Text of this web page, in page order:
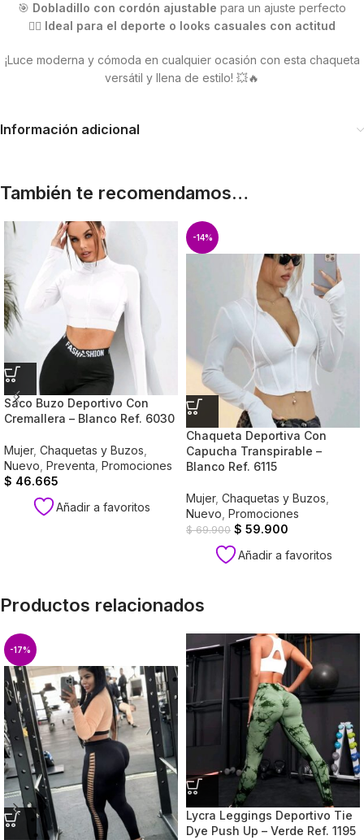
🎯 Dobladillo con cordón ajustable para un ajuste perfecto
🏃‍♀️ Ideal para el deporte o looks casuales con actitud
¡Luce moderna y cómoda en cualquier ocasión con esta chaqueta
versátil y llena de estilo! 💥🔥
Información adicional
También te recomendamos…
Saco Buzo Deportivo Con
Cremallera – Blanco Ref. 6030
Mujer, Chaquetas y Buzos
Nuevo Preventa Promociones
$ 46.665
Añadir a favoritos
-14%
Chaqueta Deportiva Con
Capucha Transpirable –
Blanco Ref. 6115
Mujer, Chaquetas y Buzos
Nuevo Promociones
$69.900 $ 59.900
Añadir a favoritos
Productos relacionados
-17%
Lycra Leggings Deportivo Tie
Dye Push Up – Verde Ref. 1195